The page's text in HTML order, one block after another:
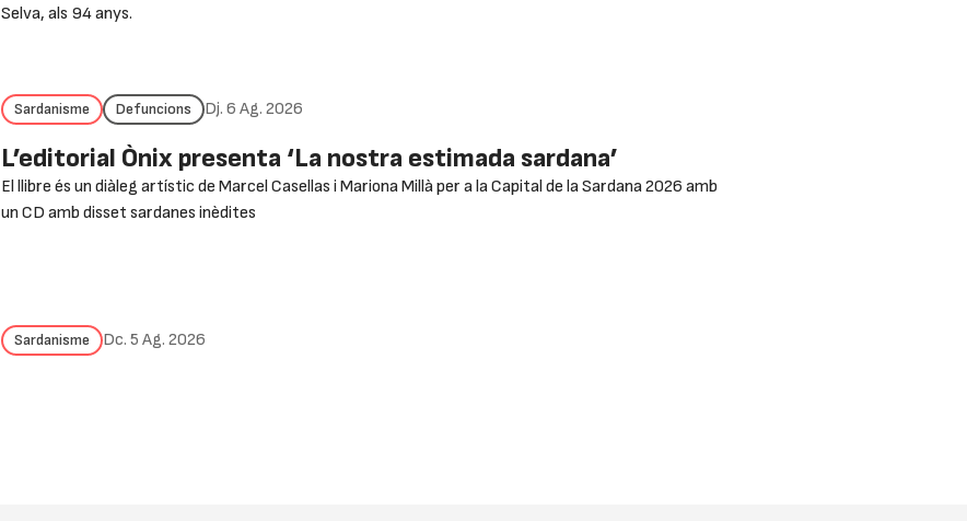
Selva, als 94 anys.
Sardanisme Defuncions Dj. 6 Ag. 2026
L’editorial Ònix presenta ‘La nostra estimada sardana’
El llibre és un diàleg artístic de Marcel Casellas i Mariona Millà per a la Capital de la Sardana 2026 amb
un CD amb disset sardanes inèdites
Sardanisme Dc. 5 Ag. 2026